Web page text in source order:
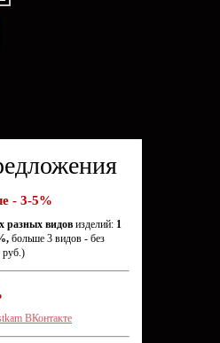
- 3-5%
разных видов изделий: 1
больше 3 видов - без
руб.)
ВКонтакте